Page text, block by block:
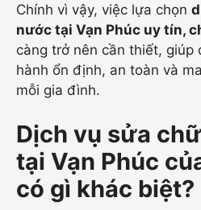
Chính vì vậy, việc lựa chọn
nước tại Vạn Phúc uy tín,
càng trở nên cần thiết, giúp
hành ổn định, an toàn và
mỗi gia đình.
Dịch vụ sửa
tại Vạn Phúc
có gì khác biệt?